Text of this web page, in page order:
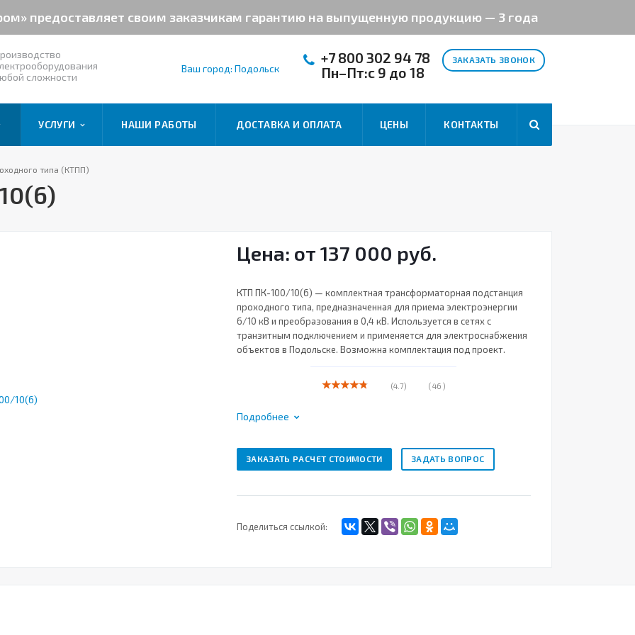
предоставляет своим заказчикам гарантию на выпущенную продукцию — 3 года
сложности
ЗАКАЗАТЬ ЗВОНОК
Ваш город: Подольск
+7 800 302 94 78
Пн–Пт:с 9 до 18
УСЛУГИ НАШИ РАБОТЫ ДОСТАВКА И ОПЛАТА ЦЕНЫ КОНТАКТЫ
типа (КТПП)
Цена: от 137 000 руб.
КТП ПК-100/10(6) — комплектная трансформаторная подстанция
проходного типа, предназначенная для приема электроэнергии
6/10 кВ и преобразования в 0,4 кВ. Используется в сетях с
транзитным подключением и применяется для электроснабжения
объектов в Подольске. Возможна комплектация под проект.
(4.7) ( 46 )
Подробнее
ЗАКАЗАТЬ РАСЧЕТ СТОИМОСТИ ЗАДАТЬ ВОПРОС
Поделиться ссылкой: